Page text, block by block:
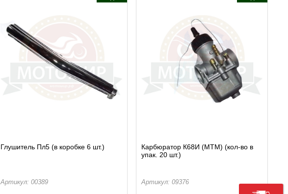
Глушитель Пл5 (в коробке 6 шт.)
Артикул: 00389
Карбюратор К68И (МТМ) (кол-во в
упак. 20 шт.)
Артикул: 09376